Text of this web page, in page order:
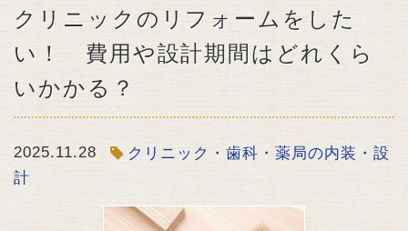
クリニックのリフォームをした
い！ 費用や設計期間はどれくら
いかかる？
2025.11.28
クリニック・歯科・薬局の内装・設
計